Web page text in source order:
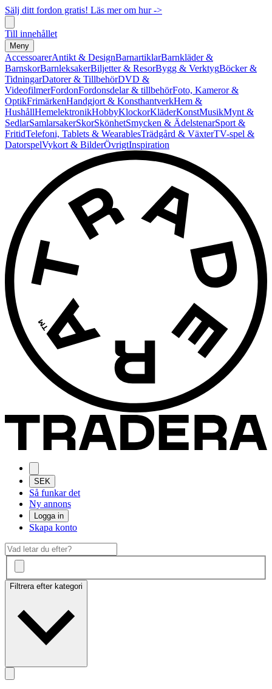
Sälj ditt fordon gratis! Läs mer om hur ->
Till innehållet
Meny
AccessoarerAntikt & DesignBarnartiklarBarnkläder &
BarnskorBarnleksakerBiljetter & ResorBygg & VerktygBöcker &
TidningarDatorer & TillbehörDVD &
VideofilmerFordonFordonsdelar & tillbehörFoto, Kameror &
OptikFrimärkenHandgjort & KonsthantverkHem &
HushållHemelektronikHobbyKlockorKläderKonstMusikMynt &
SedlarSamlarsakerSkorSkönhetSmycken & ÄdelstenarSport &
FritidTelefoni, Tablets & WearablesTrädgård & VäxterTV-spel &
DatorspelVykort & BilderÖvrigtInspiration
SEK
Så funkar det
Ny annons
Logga in
Skapa konto
Filtrera efter kategori